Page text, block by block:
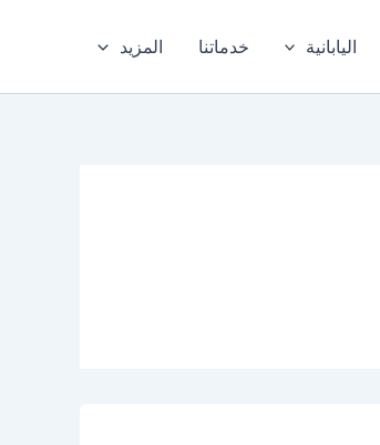
اليابانية خدماتنا المزيد